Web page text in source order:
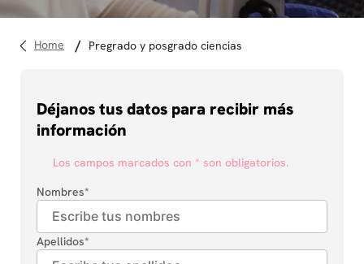
pregrado y posgrado ciencias
Déjanos tus datos para recibir más
información
Los campos marcados con * son obligatorios.
Nombres*
Apellidos*
.